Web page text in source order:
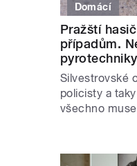
Domácí
Pražští
případům.
pyrotechniky
Silvestrovské
policisty a
všechno